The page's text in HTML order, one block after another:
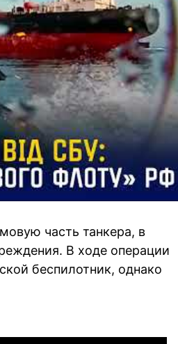
часть танкера, в
В ходе операции
беспилотник, однако